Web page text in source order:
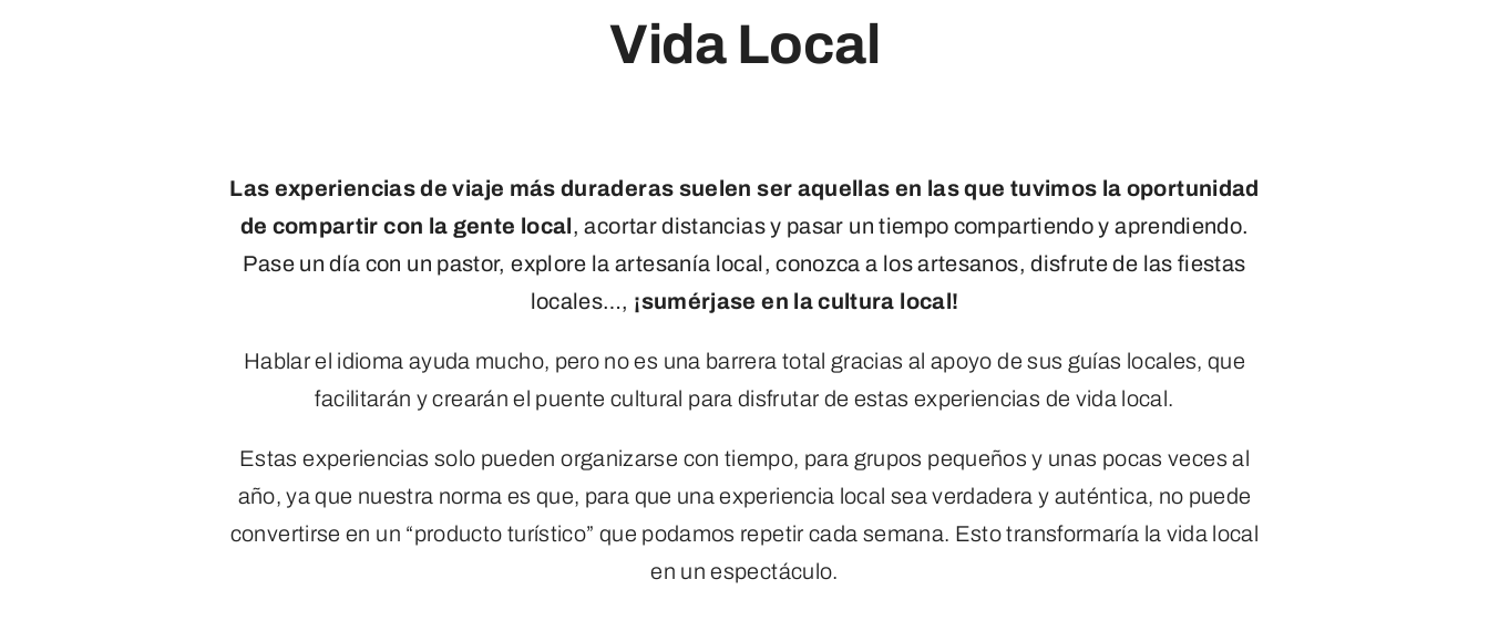
Vida Local
Las experiencias de viaje más duraderas suelen ser aquellas en las que tuvimos la oportunidad
de compartir con la gente local, acortar distancias y pasar un tiempo compartiendo y aprendiendo.
Pase un día con un pastor, explore la artesanía local, conozca a los artesanos, disfrute de las fiestas
locales…, ¡sumérjase en la cultura local!
Hablar el idioma ayuda mucho, pero no es una barrera total gracias al apoyo de sus guías locales, que
facilitarán y crearán el puente cultural para disfrutar de estas experiencias de vida local.
Estas experiencias solo pueden organizarse con tiempo, para grupos pequeños y unas pocas veces al
año, ya que nuestra norma es que, para que una experiencia local sea verdadera y auténtica, no puede
convertirse en un “producto turístico” que podamos repetir cada semana. Esto transformaría la vida local
en un espectáculo.